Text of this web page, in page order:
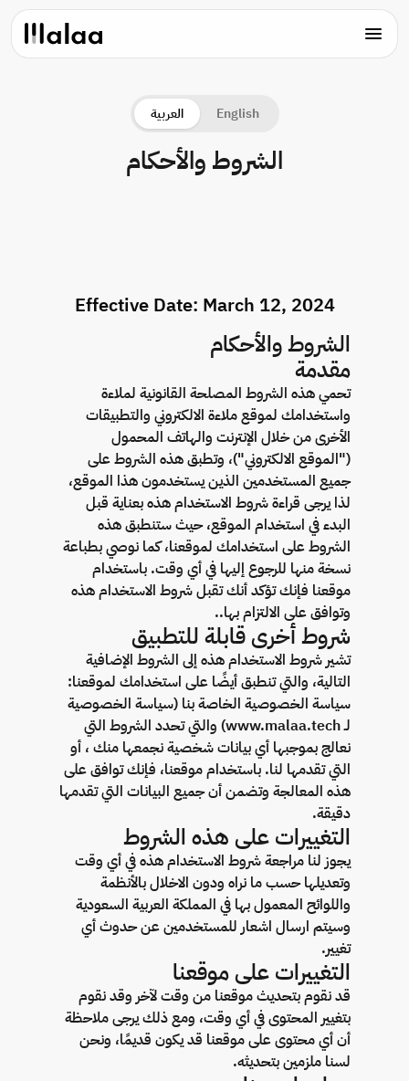
العربية English
الشروط والأحكام
Effective Date: March 12, 2024
الشروط والأحكام
مقدمة
تحمي هذه الشروط المصلحة القانونية لملاءة
واستخدامك لموقع ملاءة الالكتروني والتطبيقات
الأخرى من خلال الإنترنت والهاتف المحمول
("الموقع الالكتروني")، وتطبق هذه الشروط على
جميع المستخدمين الذين يستخدمون هذا الموقع،
لذا يرجى قراءة شروط الاستخدام هذه بعناية قبل
البدء في استخدام الموقع، حيث ستنطبق هذه
الشروط على استخدامك لموقعنا، كما نوصي بطباعة
نسخة منها للرجوع إليها في أي وقت. باستخدام
موقعنا فإنك تؤكد أنك تقبل شروط الاستخدام هذه
وتوافق على الالتزام بها..
شروط أخرى قابلة للتطبيق
تشير شروط الاستخدام هذه إلى الشروط الإضافية
التالية، والتي تنطبق أيضًا على استخدامك لموقعنا:
سياسة الخصوصية الخاصة بنا (سياسة الخصوصية
لـ www.malaa.tech) والتي تحدد الشروط التي
نعالج بموجبها أي بيانات شخصية نجمعها منك ، أو
التي تقدمها لنا. باستخدام موقعنا، فإنك توافق على
هذه المعالجة وتضمن أن جميع البيانات التي تقدمها
دقيقة.
التغييرات على هذه الشروط
يجوز لنا مراجعة شروط الاستخدام هذه في أي وقت
وتعديلها حسب ما نراه ودون الاخلال بالأنظمة
واللوائح المعمول بها في المملكة العربية السعودية
وسيتم ارسال اشعار للمستخدمين عن حدوث أي
تغيير.
التغييرات على موقعنا
قد نقوم بتحديث موقعنا من وقت لآخر وقد نقوم
بتغيير المحتوى في أي وقت، ومع ذلك يرجى ملاحظة
أن أي محتوى على موقعنا قد يكون قديمًا، ونحن
لسنا ملزمين بتحديثه.